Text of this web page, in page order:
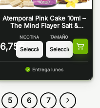
Atemporal Pink Cake 10ml –
The Mind Flayer Salt &
6,75 €
NICOTINA TAMAÑO
Entrega lunes
5 6 7